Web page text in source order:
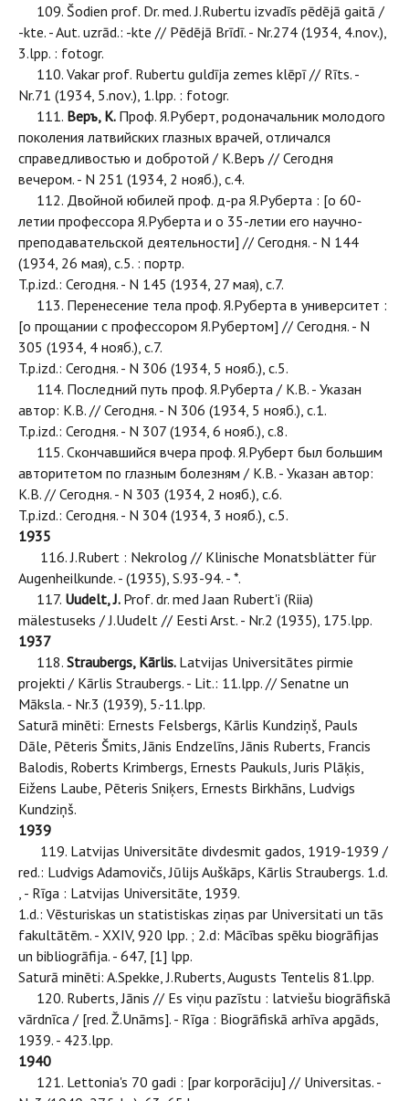
109. Šodien prof. Dr. med. J.Rubertu izvadīs pēdējā gaitā /
-kte. - Aut. uzrād.: -kte // Pēdējā Brīdī. - Nr.274 (1934, 4.nov.),
3.lpp. : fotogr.
110. Vakar prof. Rubertu guldīja zemes klēpī // Rīts. -
Nr.71 (1934, 5.nov.), 1.lpp. : fotogr.
111. Веръ, К. Проф. Я.Руберт, родоначальник молодого
поколения латвийских глазных врачей, отличался
справедливостью и добротой / К.Веръ // Сегодня
вечером. - N 251 (1934, 2 нояб.), с.4.
112. Двойной юбилей проф. д-ра Я.Руберта : [о 60-
летии профессора Я.Руберта и о 35-летии его научно-
преподавательской деятельности] // Сегодня. - N 144
(1934, 26 мая), с.5. : портр.
T.p.izd.: Сегодня. - N 145 (1934, 27 мая), с.7.
113. Перенесение тела проф. Я.Руберта в университет :
[о прощании с профессором Я.Рубертом] // Сегодня. - N
305 (1934, 4 нояб.), с.7.
T.p.izd.: Сегодня. - N 306 (1934, 5 нояб.), с.5.
114. Последний путь проф. Я.Руберта / К.В. - Указан
автор: К.В. // Сегодня. - N 306 (1934, 5 нояб.), с.1.
T.p.izd.: Сегодня. - N 307 (1934, 6 нояб.), с.8.
115. Скончавшийся вчера проф. Я.Руберт был большим
авторитетом по глазным болезням / К.В. - Указан автор:
К.В. // Сегодня. - N 303 (1934, 2 нояб.), с.6.
T.p.izd.: Сегодня. - N 304 (1934, 3 нояб.), с.5.
1935
116. J.Rubert : Nekrolog // Klinische Monatsblätter für
Augenheilkunde. - (1935), S.93-94. - *.
117. Uudelt, J. Prof. dr. med Jaan Rubert'i (Riia)
mälestuseks / J.Uudelt // Eesti Arst. - Nr.2 (1935), 175.lpp.
1937
118. Straubergs, Kārlis. Latvijas Universitātes pirmie
projekti / Kārlis Straubergs. - Lit.: 11.lpp. // Senatne un
Māksla. - Nr.3 (1939), 5.-11.lpp.
Saturā minēti: Ernests Felsbergs, Kārlis Kundziņš, Pauls
Dāle, Pēteris Šmits, Jānis Endzelīns, Jānis Ruberts, Francis
Balodis, Roberts Krimbergs, Ernests Paukuls, Juris Plāķis,
Eižens Laube, Pēteris Sniķers, Ernests Birkhāns, Ludvigs
Kundziņš.
1939
119. Latvijas Universitāte divdesmit gados, 1919-1939 /
red.: Ludvigs Adamovičs, Jūlijs Auškāps, Kārlis Straubergs. 1.d.
, - Rīga : Latvijas Universitāte, 1939.
1.d.: Vēsturiskas un statistiskas ziņas par Universitati un tās
fakultātēm. - XXIV, 920 lpp. ; 2.d: Mācības spēku biogrāfijas
un bibliogrāfija. - 647, [1] lpp.
Saturā minēti: A.Spekke, J.Ruberts, Augusts Tentelis 81.lpp.
120. Ruberts, Jānis // Es viņu pazīstu : latviešu biogrāfiskā
vārdnīca / [red. Ž.Unāms]. - Rīga : Biogrāfiskā arhīva apgāds,
1939. - 423.lpp.
1940
121. Lettonia's 70 gadi : [par korporāciju] // Universitas. -